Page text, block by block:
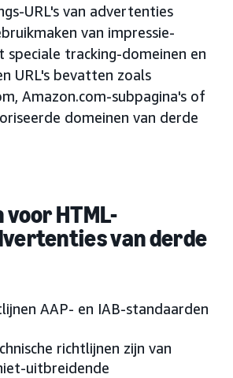
URL's van advertenties
van impressie-
speciale tracking-domeinen en
URL's bevatten zoals
Amazon.com-subpagina's of
domeinen van derde
HTML-
van derde
AAP- en IAB-standaarden
richtlijnen zijn van
uitbreidende